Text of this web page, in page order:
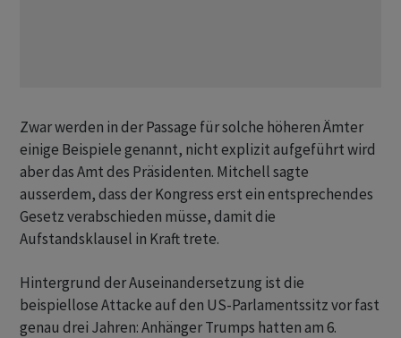
Zwar werden in der Passage für solche höheren Ämter
einige Beispiele genannt, nicht explizit aufgeführt wird
aber das Amt des Präsidenten. Mitchell sagte
ausserdem, dass der Kongress erst ein entsprechendes
Gesetz verabschieden müsse, damit die
Aufstandsklausel in Kraft trete.
Hintergrund der Auseinandersetzung ist die
beispiellose Attacke auf den US-Parlamentssitz vor fast
genau drei Jahren: Anhänger Trumps hatten am 6.